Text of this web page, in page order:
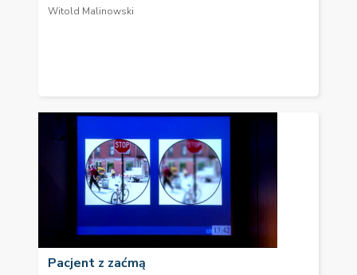
Witold Malinowski
Pacjent z zaćmą